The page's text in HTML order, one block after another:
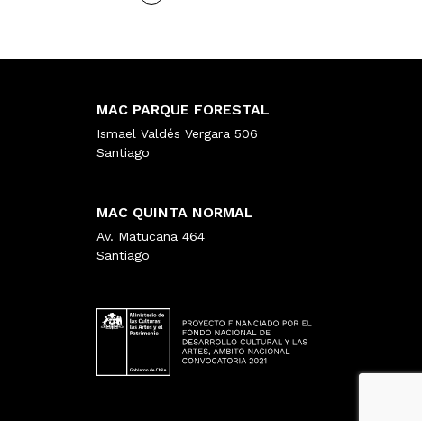
MAC PARQUE FORESTAL
Ismael Valdés Vergara 506
Santiago
MAC QUINTA NORMAL
Av. Matucana 464
Santiago